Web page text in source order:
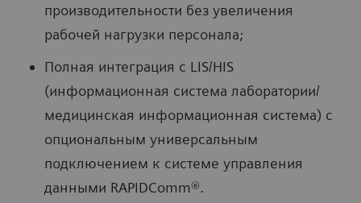
производительности без увеличения
рабочей нагрузки персонала;
Полная интеграция с LIS/HIS
(информационная система лаборатории/
медицинская информационная система) с
опциональным универсальным
подключением к системе управления
данными RAPIDComm®.